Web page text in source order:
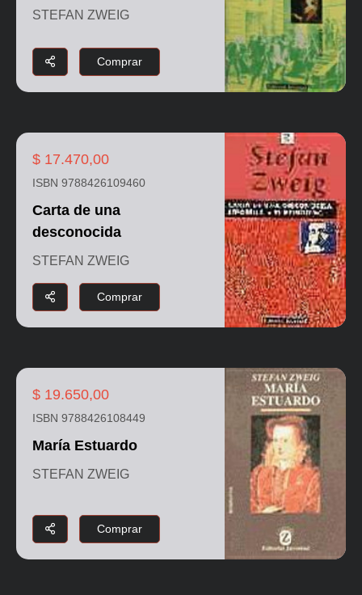
STEFAN ZWEIG
Comprar
$ 17.470,00
ISBN 9788426109460
Carta de una
desconocida
STEFAN ZWEIG
Comprar
$ 19.650,00
ISBN 9788426108449
María Estuardo
STEFAN ZWEIG
Comprar